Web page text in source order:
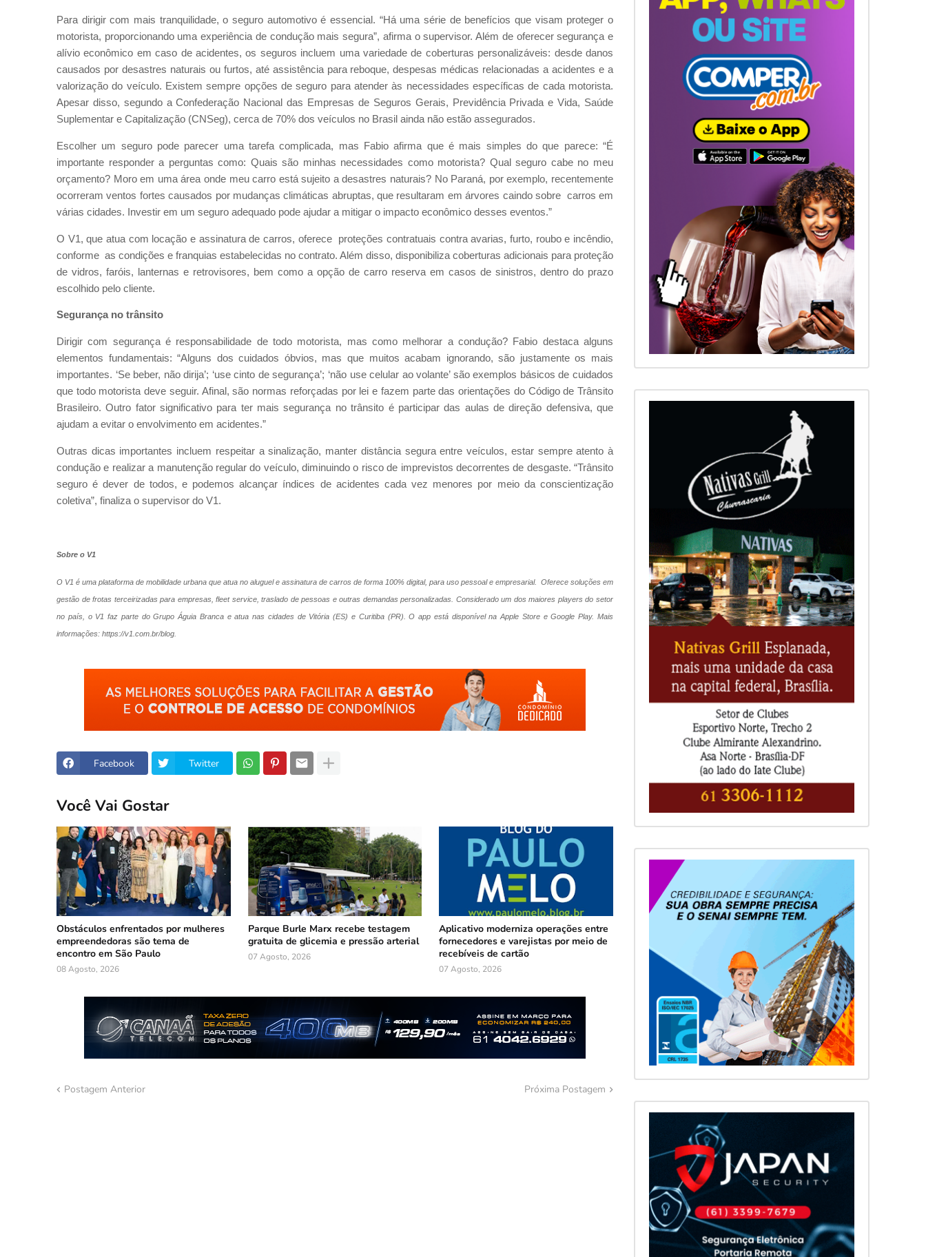
Para dirigir com mais tranquilidade, o seguro automotivo é essencial. “Há uma série de benefícios que visam proteger o
motorista, proporcionando uma experiência de condução mais segura”, afirma o supervisor. Além de oferecer segurança e
alívio econômico em caso de acidentes, os seguros incluem uma variedade de coberturas personalizáveis: desde danos
causados por desastres naturais ou furtos, até assistência para reboque, despesas médicas relacionadas a acidentes e a
valorização do veículo. Existem sempre opções de seguro para atender às necessidades específicas de cada motorista.
Apesar disso, segundo a Confederação Nacional das Empresas de Seguros Gerais, Previdência Privada e Vida, Saúde
Suplementar e Capitalização (CNSeg), cerca de 70% dos veículos no Brasil ainda não estão assegurados.
Escolher um seguro pode parecer uma tarefa complicada, mas Fabio afirma que é mais simples do que parece: “É
importante responder a perguntas como: Quais são minhas necessidades como motorista? Qual seguro cabe no meu
orçamento? Moro em uma área onde meu carro está sujeito a desastres naturais? No Paraná, por exemplo, recentemente
ocorreram ventos fortes causados por mudanças climáticas abruptas, que resultaram em árvores caindo sobre carros em
várias cidades. Investir em um seguro adequado pode ajudar a mitigar o impacto econômico desses eventos.”
O V1, que atua com locação e assinatura de carros, oferece proteções contratuais contra avarias, furto, roubo e incêndio,
conforme as condições e franquias estabelecidas no contrato. Além disso, disponibiliza coberturas adicionais para proteção
de vidros, faróis, lanternas e retrovisores, bem como a opção de carro reserva em casos de sinistros, dentro do prazo
escolhido pelo cliente.
Segurança no trânsito
Dirigir com segurança é responsabilidade de todo motorista, mas como melhorar a condução? Fabio destaca alguns
elementos fundamentais: “Alguns dos cuidados óbvios, mas que muitos acabam ignorando, são justamente os mais
importantes. ‘Se beber, não dirija’; ‘use cinto de segurança’; ‘não use celular ao volante’ são exemplos básicos de cuidados
que todo motorista deve seguir. Afinal, são normas reforçadas por lei e fazem parte das orientações do Código de Trânsito
Brasileiro. Outro fator significativo para ter mais segurança no trânsito é participar das aulas de direção defensiva, que
ajudam a evitar o envolvimento em acidentes.”
Outras dicas importantes incluem respeitar a sinalização, manter distância segura entre veículos, estar sempre atento à
condução e realizar a manutenção regular do veículo, diminuindo o risco de imprevistos decorrentes de desgaste. “Trânsito
seguro é dever de todos, e podemos alcançar índices de acidentes cada vez menores por meio da conscientização
coletiva”, finaliza o supervisor do V1.
Sobre o V1
O V1 é uma plataforma de mobilidade urbana que atua no aluguel e assinatura de carros de forma 100% digital, para uso pessoal e empresarial. Oferece soluções em
gestão de frotas terceirizadas para empresas, fleet service, traslado de pessoas e outras demandas personalizadas. Considerado um dos maiores players do setor
no país, o V1 faz parte do Grupo Águia Branca e atua nas cidades de Vitória (ES) e Curitiba (PR). O app está disponível na Apple Store e Google Play. Mais
informações: https://v1.com.br/blog.
Facebook Twitter
Você Vai Gostar
Obstáculos enfrentados por mulheres
empreendedoras são tema de
encontro em São Paulo
08 Agosto, 2026
Parque Burle Marx recebe testagem
gratuita de glicemia e pressão arterial
07 Agosto, 2026
Aplicativo moderniza operações entre
fornecedores e varejistas por meio de
recebíveis de cartão
07 Agosto, 2026
Postagem Anterior Próxima Postagem